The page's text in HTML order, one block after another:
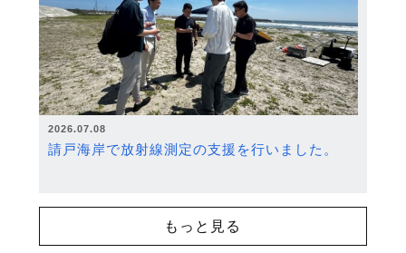
2026.07.08
請戸海岸で放射線測定の支援を行いました。
もっと見る